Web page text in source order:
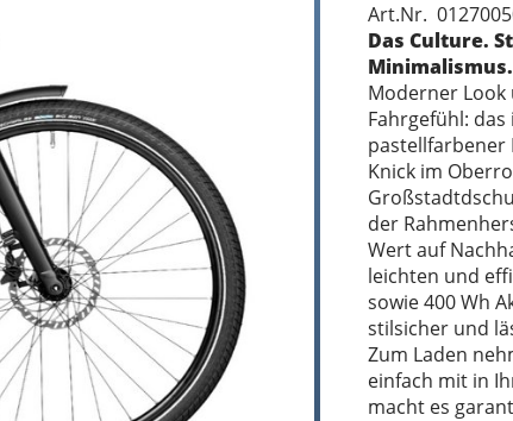
Art.Nr.
Das Culture.
Minimalismus.
Moderner
Fahrgefühl: das
pastellfarbener
Knick im
der
Wert auf
leichten und
sowie 400 Wh
stilsicher und
Zum Laden
einfach mit in
macht es